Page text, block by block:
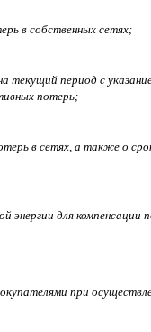
в собственных сетях;
текущий период с
потерь;
в сетях, а также о
энергии для компенсации
при